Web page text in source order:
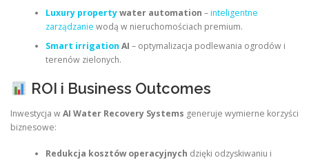
Luxury propertywater automation –inteligentne
zarządzanie wodą w nieruchomościach premium.
Smart irrigation AI – optymalizacja podlewania ogrodów i
terenów zielonych.
ROI i Business Outcomes
Inwestycja wAI Water Recovery Systems generuje wymierne korzyści
biznesowe:
Redukcja kosztów operacyjnych dzięki odzyskiwaniu i